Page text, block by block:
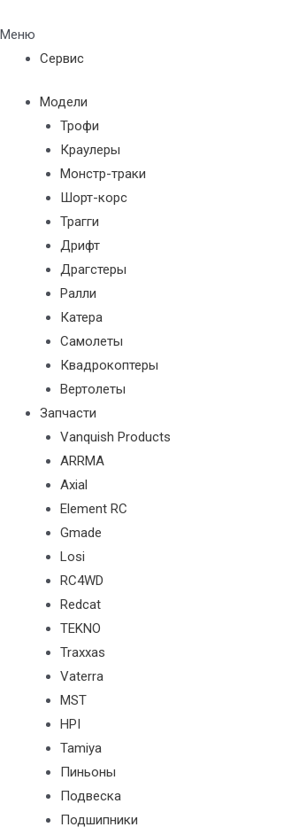
Меню
Сервис
Модели
Трофи
Краулеры
Монстр-траки
Шорт-корс
Трагги
Дрифт
Драгстеры
Ралли
Катера
Самолеты
Квадрокоптеры
Вертолеты
Запчасти
Vanquish Products
ARRMA
Axial
Element RC
Gmade
Losi
RC4WD
Redcat
TEKNO
Traxxas
Vaterra
MST
HPI
Tamiya
Пиньоны
Подвеска
Подшипники